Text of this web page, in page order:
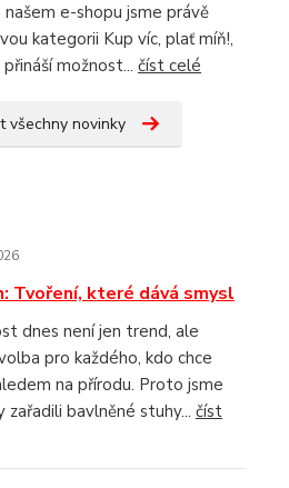
našem e-shopu jsme právě
kategorii Kup víc, plať míň!,
možnost... číst celé
všechny novinky
Tvoření, které dává smysl
dnes není jen trend, ale
pro každého, kdo chce
na přírodu. Proto jsme
zařadili bavlněné stuhy... číst